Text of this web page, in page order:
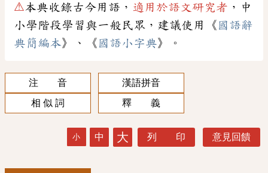
⚠本典收錄古今用語， 適用於語文研究者 ，中
小學階段學習與一般民眾，建議使用《 國語辭
典簡編本》、《 國語小字典》。
注 音
漢語拼音
相 似 詞
釋 義
小 中 大 列 印 意見回饋